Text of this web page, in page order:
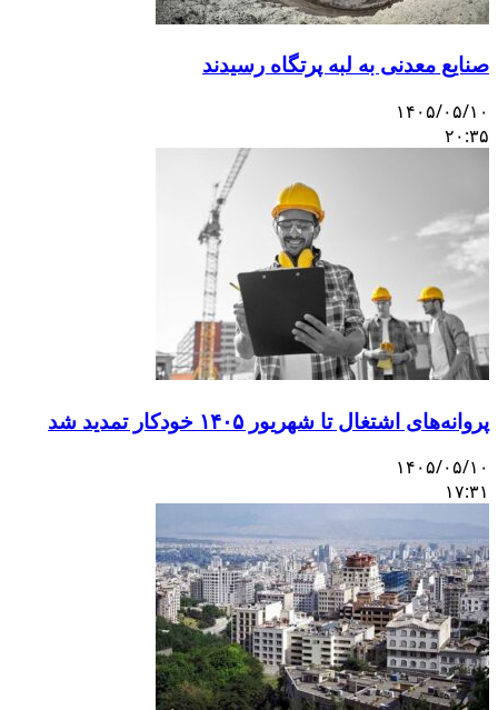
صنایع معدنی به لبه پرتگاه رسیدند
۱۴۰۵/۰۵/۱۰
۲۰:۳۵
پروانه‌های اشتغال تا شهریور ۱۴۰۵ خودکار تمدید شد
۱۴۰۵/۰۵/۱۰
۱۷:۳۱